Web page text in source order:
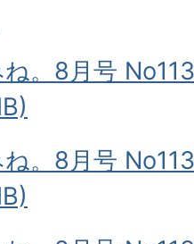
。8月号
。8月号